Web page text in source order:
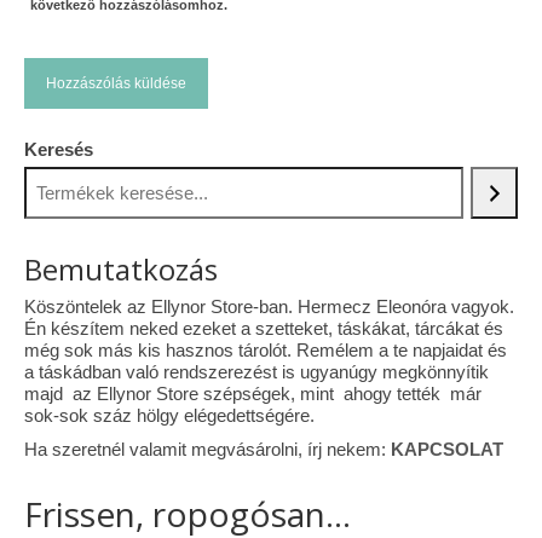
következő hozzászólásomhoz.
Keresés
Bemutatkozás
Köszöntelek az Ellynor Store-ban. Hermecz Eleonóra vagyok.
Én készítem neked ezeket a szetteket, táskákat, tárcákat és
még sok más kis hasznos tárolót. Remélem a te napjaidat és
a táskádban való rendszerezést is ugyanúgy megkönnyítik
majd az Ellynor Store szépségek, mint ahogy tették már
sok-sok száz hölgy elégedettségére.
Ha szeretnél valamit megvásárolni, írj nekem: KAPCSOLAT
Frissen, ropogósan...